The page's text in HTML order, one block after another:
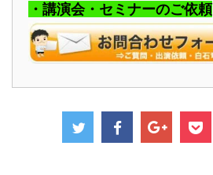
・講演会・セミナーのご依頼